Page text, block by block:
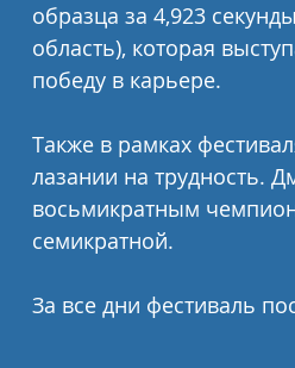
образца за 4,923
область), которая
победу в карьере.
Также в рамках
лазании на трудность.
восьмикратным
семикратной.
За все дни фестиваль